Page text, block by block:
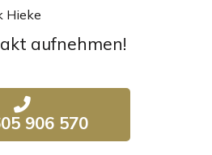
aufnehmen!
906 570